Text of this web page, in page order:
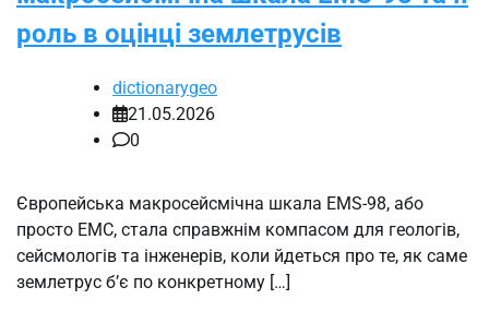
роль в оцінці землетрусів
dictionarygeo
21.05.2026
0
Європейська макросейсмічна шкала EMS-98, або
просто ЕМС, стала справжнім компасом для геологів,
сейсмологів та інженерів, коли йдеться про те, як саме
землетрус б’є по конкретному […]